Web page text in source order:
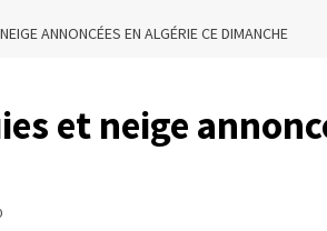
ANNONCÉES EN ALGÉRIE CE DIMANCHE
et neige